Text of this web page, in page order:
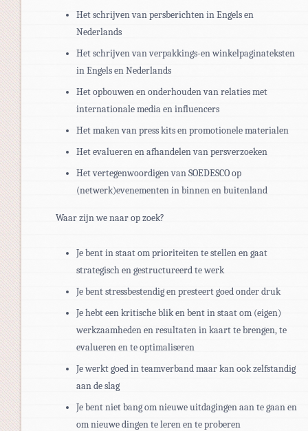
Het schrijven van persberichten in Engels en
Nederlands
Het schrijven van verpakkings-en winkelpaginateksten
in Engels en Nederlands
Het opbouwen en onderhouden van relaties met
internationale media en influencers
Het maken van press kits en promotionele materialen
Het evalueren en afhandelen van persverzoeken
Het vertegenwoordigen van SOEDESCO op
(netwerk)evenementen in binnen en buitenland
Waar zijn we naar op zoek?
Je bent in staat om prioriteiten te stellen en gaat
strategisch en gestructureerd te werk
Je bent stressbestendig en presteert goed onder druk
Je hebt een kritische blik en bent in staat om (eigen)
werkzaamheden en resultaten in kaart te brengen, te
evalueren en te optimaliseren
Je werkt goed in teamverband maar kan ook zelfstandig
aan de slag
Je bent niet bang om nieuwe uitdagingen aan te gaan en
om nieuwe dingen te leren en te proberen